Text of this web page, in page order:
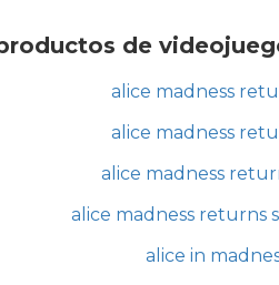
de
alice madness
alice madness
alice madness
alice madness returns
alice in